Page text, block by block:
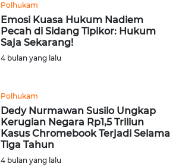
Polhukam
Emosi Kuasa Hukum Nadiem
Pecah di Sidang Tipikor: Hukum
Saja Sekarang!
4 bulan yang lalu
Polhukam
Dedy Nurmawan Susilo Ungkap
Kerugian Negara Rp1,5 Triliun
Kasus Chromebook Terjadi Selama
Tiga Tahun
4 bulan yang lalu